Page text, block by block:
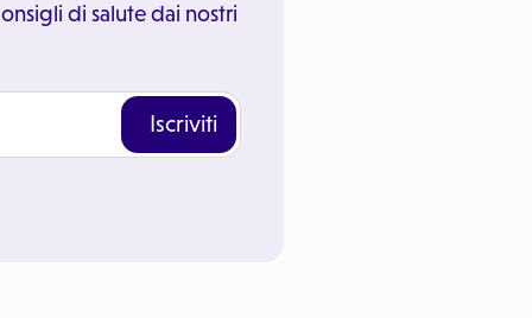
di salute dai nostri
Iscriviti